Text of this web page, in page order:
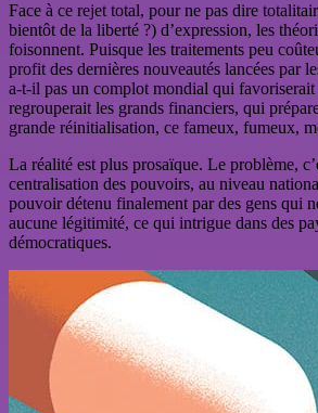
Face à ce rejet total, pour ne pas dire
bientôt de la liberté ?) d’expression, les
foisonnent. Puisque les traitements peu
profit des dernières nouveautés lancées par
a-t-il pas un complot mondial qui favoriserait
regrouperait les grands financiers, qui
grande réinitialisation, ce fameux, fumeux,
La réalité est plus prosaïque. Le problème,
centralisation des pouvoirs, au niveau
pouvoir détenu finalement par des gens qui
aucune légitimité, ce qui intrigue dans des
démocratiques.